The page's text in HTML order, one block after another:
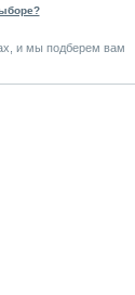
и мы подберем вам